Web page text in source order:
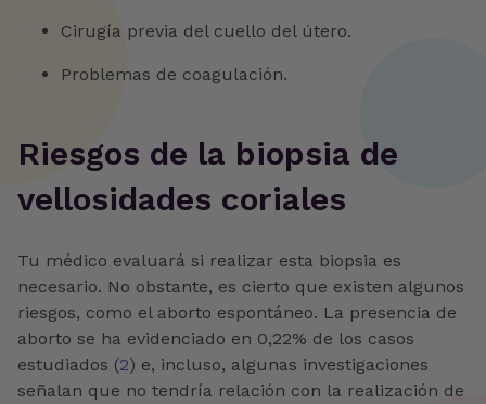
Cirugía previa del cuello del útero.
Problemas de coagulación.
Riesgos de la biopsia de
vellosidades coriales
Tu médico evaluará si realizar esta biopsia es
necesario. No obstante, es cierto que existen algunos
riesgos, como el aborto espontáneo. La presencia de
aborto se ha evidenciado en 0,22% de los casos
estudiados (2) e, incluso, algunas investigaciones
señalan que no tendría relación con la realización de